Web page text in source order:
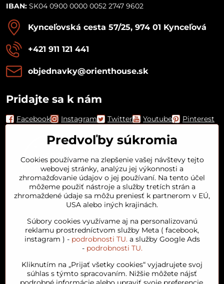
IBAN: SK04 0900 0000 0052 2747 9602
Kynceľovská cesta 57/25, 974 01 Kynceľová
+421 911 121 441
objednavky​@orienthouse​.sk
Pridajte sa k nám
Facebook Instagram Twitter Youtube Pinterest
Orient House
Arganový olej
Obľúbené kategórie
Predvoľby súkromia
Cookies používame na zlepšenie vašej návštevy tejto
webovej stránky, analýzu jej výkonnosti a
zhromažďovanie údajov o jej používaní. Na tento účel
môžeme použiť nástroje a služby tretích strán a
zhromaždené údaje sa môžu preniesť k partnerom v EÚ,
USA alebo iných krajinách.
Súbory cookies využívame aj na personalizovanú
reklamu prostredníctvom služby Meta ( facebook,
instagram ) - podrobnosti TU.a služby Google Ads
- podrobnosti TU.
Kliknutím na „Prijať všetky cookies“ vyjadrujete svoj
súhlas s týmto spracovaním. Nižšie môžete nájsť